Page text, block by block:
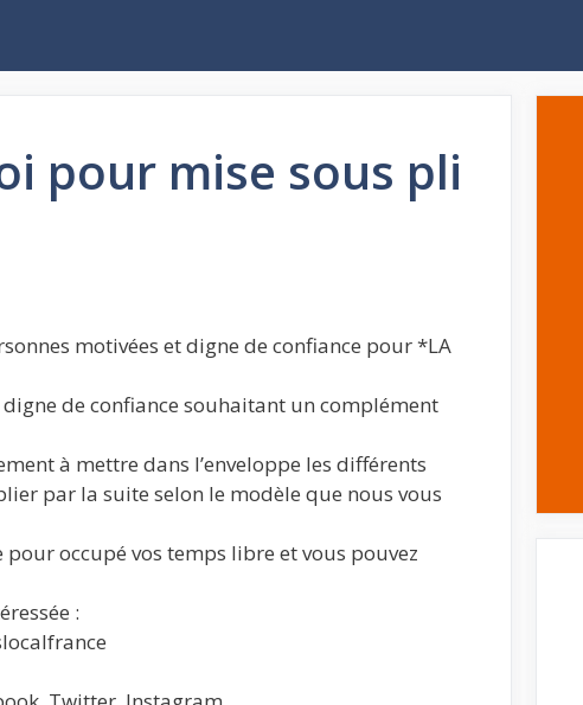
pour mise sous pli
motivées et digne de confiance pour *LA
de confiance souhaitant un complément
à mettre dans l’enveloppe les différents
par la suite selon le modèle que nous vous
occupé vos temps libre et vous pouvez
: